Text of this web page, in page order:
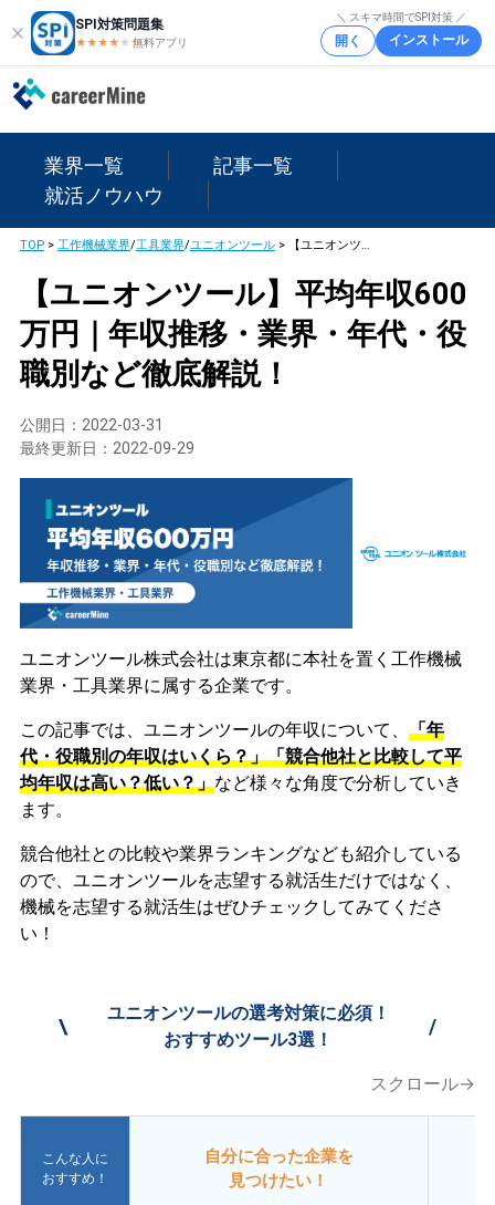
SPI対策問題集
★★★★ ★★
無料アプリ
＼ スキマ時間でSPI対策 ／
開く インストール
業界一覧
記事一覧
就活ノウハウ
TOP> 工作機械業界/工具業界/ユニオンツール> 【ユニオンツール】平均年収600万円｜年収推移・業界・年代・役職別など徹底解説！
【ユニオンツール】平均年収600
万円｜年収推移・業界・年代・役
職別など徹底解説！
公開日： 2022-03-31
最終更新日： 2022-09-29
ユニオンツール株式会社は東京都に本社を置く工作機械
業界・工具業界に属する企業です。
この記事では、ユニオンツールの年収について、 「年
代・役職別の年収はいくら？」「競合他社と比較して平
均年収は高い？低い？」など様々な角度で分析していき
ます。
競合他社との比較や業界ランキングなども紹介している
ので、ユニオンツールを志望する就活生だけではなく、
機械を志望する就活生はぜひチェックしてみてくださ
い！
\
ユニオンツールの選考対策に必須！
おすすめツール3選！
/
スクロール→
こんな人に
おすすめ！
自分に合った企業を
見つけたい！